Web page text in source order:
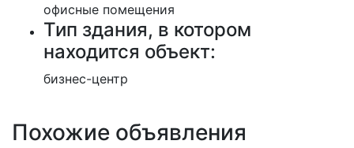
офисные помещения
Тип здания, в котором
находится объект:
бизнес-центр
Похожие объявления